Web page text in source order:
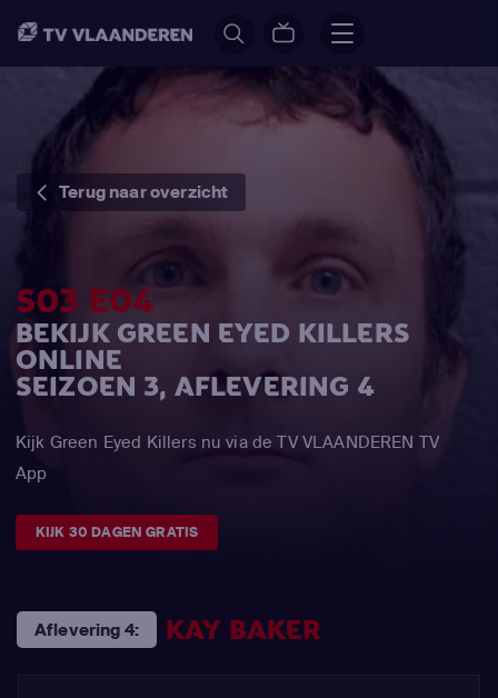
Terug naar overzicht
S03 E04
BEKIJK GREEN EYED KILLERS
ONLINE
SEIZOEN 3, AFLEVERING 4
Kijk Green Eyed Killers nu via de TV VLAANDEREN TV
App
KIJK 30 DAGEN GRATIS
Aflevering 4: KAY BAKER